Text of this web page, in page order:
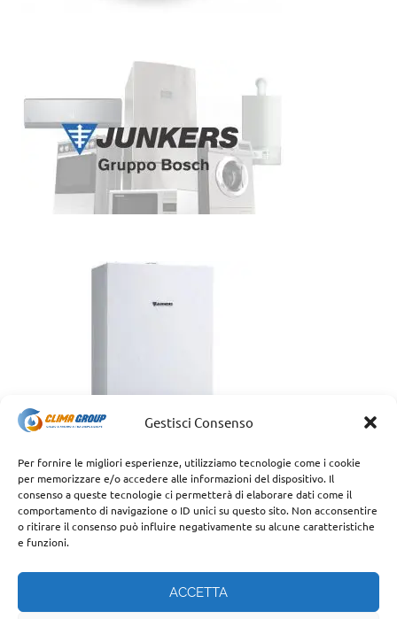
Gestisci Consenso
Per fornire le migliori esperienze, utilizziamo tecnologie come i cookie
per memorizzare e/o accedere alle informazioni del dispositivo. Il
consenso a queste tecnologie ci permetterà di elaborare dati come il
comportamento di navigazione o ID unici su questo sito. Non acconsentire
o ritirare il consenso può influire negativamente su alcune caratteristiche
e funzioni.
ACCETTA